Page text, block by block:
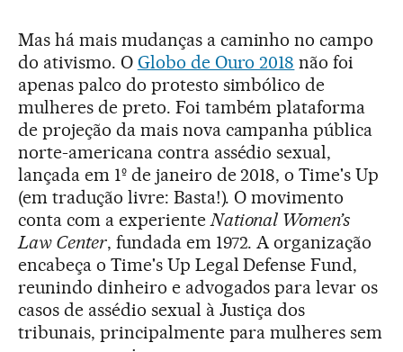
Mas há mais mudanças a caminho no campo
do ativismo. O Globo de Ouro 2018 não foi
apenas palco do protesto simbólico de
mulheres de preto. Foi também plataforma
de projeção da mais nova campanha pública
norte-americana contra assédio sexual,
lançada em 1º de janeiro de 2018, o Time's Up
(em tradução livre: Basta!). O movimento
conta com a experiente National Women’s
Law Center, fundada em 1972. A organização
encabeça o Time's Up Legal Defense Fund,
reunindo dinheiro e advogados para levar os
casos de assédio sexual à Justiça dos
tribunais, principalmente para mulheres sem